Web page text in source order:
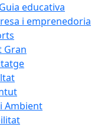
Guia educativa
i emprenedoria
Gran
Ambient